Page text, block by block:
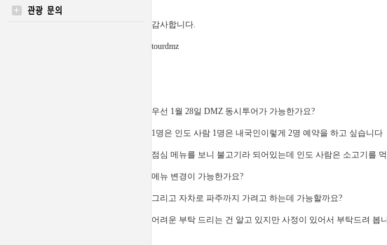
감사합니다.
tourdmz
우선 1월 28일 DMZ 동시투어가 가능한가요?
1명은 인도 사람 1명은 내국인이렇게 2명 예약을 하고 싶습니다
점심 메뉴를 보니 불고기라 되어있는데 인도 사람은 소고기를
메뉴 변경이 가능한가요?
그리고 자차로 파주까지 가려고 하는데 가능할까요?
어려운 부탁 드리는 건 알고 있지만 사정이 있어서 부탁드려 봅